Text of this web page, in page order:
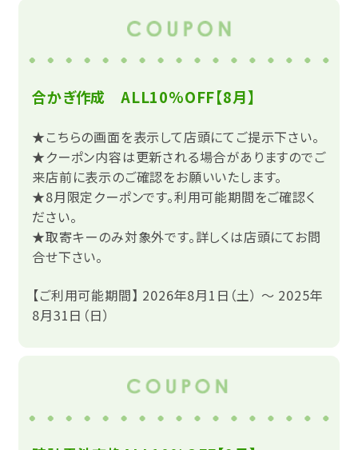
合かぎ作成 ALL10%OFF【8月】
★こちらの画面を表示して店頭にてご提示下さい。
★クーポン内容は更新される場合がありますのでご
来店前に表示のご確認をお願いいたします。
★8月限定クーポンです。利用可能期間をご確認く
ださい。
★取寄キーのみ対象外です。詳しくは店頭にてお問
合せ下さい。
【ご利用可能期間】 2026年8月1日（土） ～ 2025年
8月31日（日）